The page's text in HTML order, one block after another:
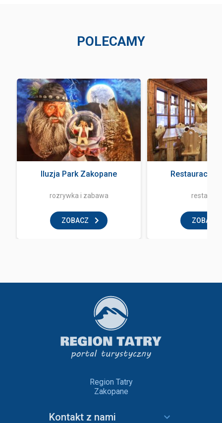
POLECAMY
Iluzja Park Zakopane
rozrywka i zabawa
ZOBACZ
Restauracja
ZOBACZ
Region Tatry
Zakopane
Kontakt z nami